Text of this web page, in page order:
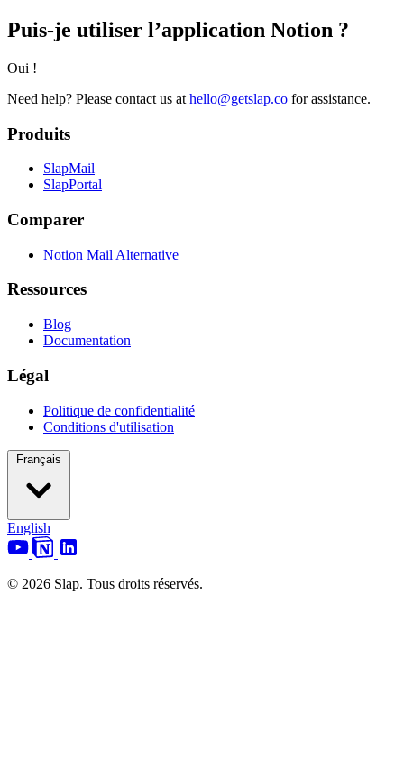
Puis-je utiliser l’application Notion ?
Oui !
Need help? Please contact us at hello@getslap.co for assistance.
Produits
SlapMail
SlapPortal
Comparer
Notion Mail Alternative
Ressources
Blog
Documentation
Légal
Politique de confidentialité
Conditions d'utilisation
Français
English
© 2026 Slap. Tous droits réservés.